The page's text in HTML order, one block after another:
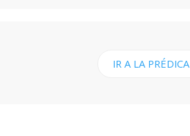
IR A LA PRÉDICA